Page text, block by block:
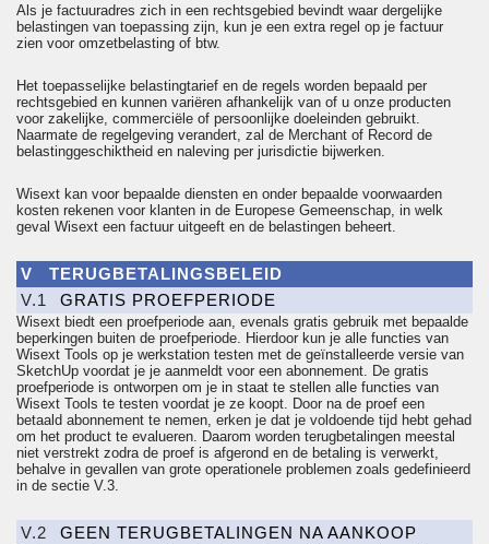
Als je factuuradres zich in een rechtsgebied bevindt waar dergelijke
belastingen van toepassing zijn, kun je een extra regel op je factuur
zien voor omzetbelasting of btw.
Het toepasselijke belastingtarief en de regels worden bepaald per
rechtsgebied en kunnen variëren afhankelijk van of u onze producten
voor zakelijke, commerciële of persoonlijke doeleinden gebruikt.
Naarmate de regelgeving verandert, zal de Merchant of Record de
belastinggeschiktheid en naleving per jurisdictie bijwerken.
Wisext kan voor bepaalde diensten en onder bepaalde voorwaarden
kosten rekenen voor klanten in de Europese Gemeenschap, in welk
geval Wisext een factuur uitgeeft en de belastingen beheert.
V
TERUGBETALINGSBELEID
V.1
GRATIS PROEFPERIODE
Wisext biedt een proefperiode aan, evenals gratis gebruik met bepaalde
beperkingen buiten de proefperiode. Hierdoor kun je alle functies van
Wisext Tools op je werkstation testen met de geïnstalleerde versie van
SketchUp voordat je je aanmeldt voor een abonnement. De gratis
proefperiode is ontworpen om je in staat te stellen alle functies van
Wisext Tools te testen voordat je ze koopt. Door na de proef een
betaald abonnement te nemen, erken je dat je voldoende tijd hebt gehad
om het product te evalueren. Daarom worden terugbetalingen meestal
niet verstrekt zodra de proef is afgerond en de betaling is verwerkt,
behalve in gevallen van grote operationele problemen zoals gedefinieerd
in de sectie V.3
V.2 GEEN TERUGBETALINGEN NA AANKOOP